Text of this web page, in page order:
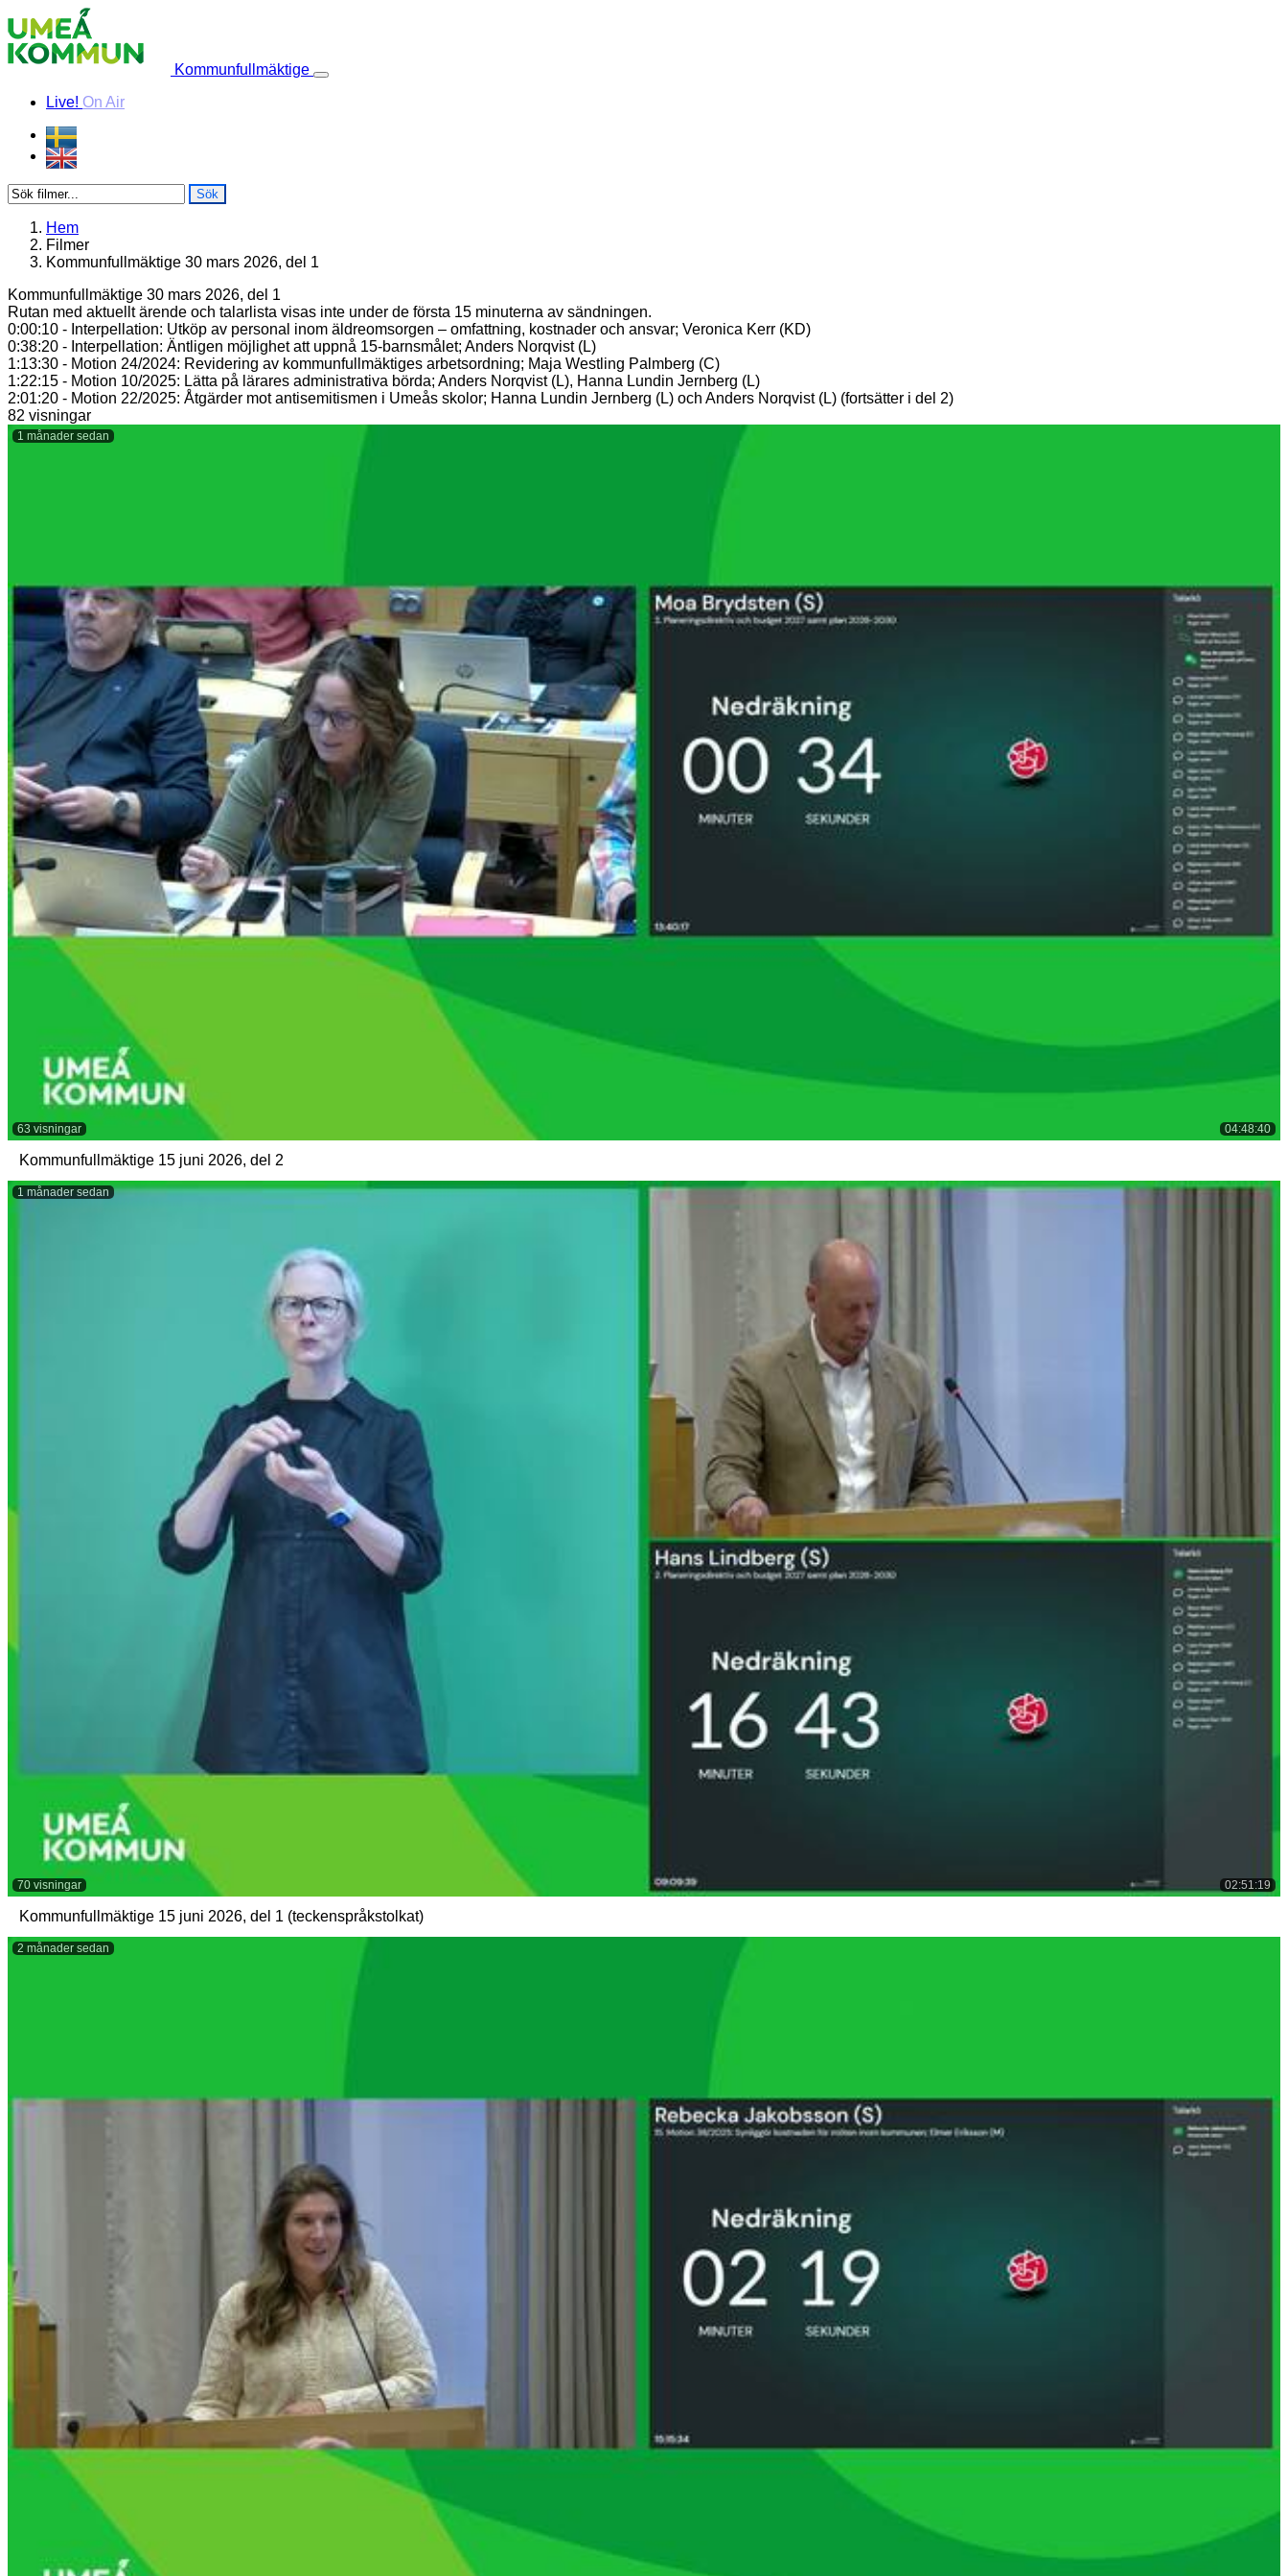
Skip to content
Kommunfullmäktige
Live! On Air
Sök
Hem
Filmer
Kommunfullmäktige 30 mars 2026, del 1
Kommunfullmäktige 30 mars 2026, del 1
Rutan med aktuellt ärende och talarlista visas inte under de första 15 minuterna av sändningen.
0:00:10 - Interpellation: Utköp av personal inom äldreomsorgen – omfattning, kostnader och ansvar; Veronica Kerr (KD)
0:38:20 - Interpellation: Äntligen möjlighet att uppnå 15-barnsmålet; Anders Norqvist (L)
1:13:30 - Motion 24/2024: Revidering av kommunfullmäktiges arbetsordning; Maja Westling Palmberg (C)
1:22:15 - Motion 10/2025: Lätta på lärares administrativa börda; Anders Norqvist (L), Hanna Lundin Jernberg (L)
2:01:20 - Motion 22/2025: Åtgärder mot antisemitismen i Umeås skolor; Hanna Lundin Jernberg (L) och Anders Norqvist (L) (fortsätter i del 2)
82 visningar
04:48:40
63 visningar
1 månader sedan
Kommunfullmäktige 15 juni 2026, del 2
02:51:19
70 visningar
1 månader sedan
Kommunfullmäktige 15 juni 2026, del 1 (teckenspråkstolkat)
2 månader sedan